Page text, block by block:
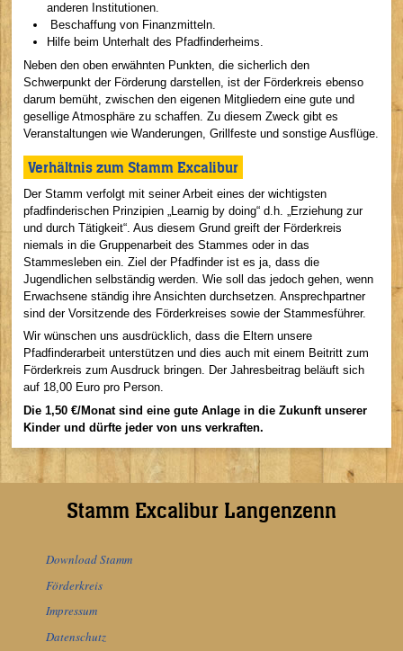
anderen Institutionen.
Beschaffung von Finanzmitteln.
Hilfe beim Unterhalt des Pfadfinderheims.
Neben den oben erwähnten Punkten, die sicherlich den
Schwerpunkt der Förderung darstellen, ist der Förderkreis ebenso
darum bemüht, zwischen den eigenen Mitgliedern eine gute und
gesellige Atmosphäre zu schaffen. Zu diesem Zweck gibt es
Veranstaltungen wie Wanderungen, Grillfeste und sonstige Ausflüge.
Verhältnis zum Stamm Excalibur
Der Stamm verfolgt mit seiner Arbeit eines der wichtigsten
pfadfinderischen Prinzipien „Learnig by doing“ d.h. „Erziehung zur
und durch Tätigkeit“. Aus diesem Grund greift der Förderkreis
niemals in die Gruppenarbeit des Stammes oder in das
Stammesleben ein. Ziel der Pfadfinder ist es ja, dass die
Jugendlichen selbständig werden. Wie soll das jedoch gehen, wenn
Erwachsene ständig ihre Ansichten durchsetzen. Ansprechpartner
sind der Vorsitzende des Förderkreises sowie der Stammesführer.
Wir wünschen uns ausdrücklich, dass die Eltern unsere
Pfadfinderarbeit unterstützen und dies auch mit einem Beitritt zum
Förderkreis zum Ausdruck bringen. Der Jahresbeitrag beläuft sich
auf 18,00 Euro pro Person.
Die 1,50 €/Monat sind eine gute Anlage in die Zukunft unserer
Kinder und dürfte jeder von uns verkraften.
Stamm Excalibur Langenzenn
Download Stamm
Förderkreis
Impressum
Datenschutz